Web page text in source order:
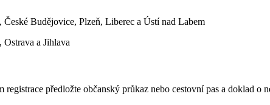
Budějovice, Plzeň, Liberec a Ústí nad Labem
a Jihlava
předložte občanský průkaz nebo cestovní pas a doklad o